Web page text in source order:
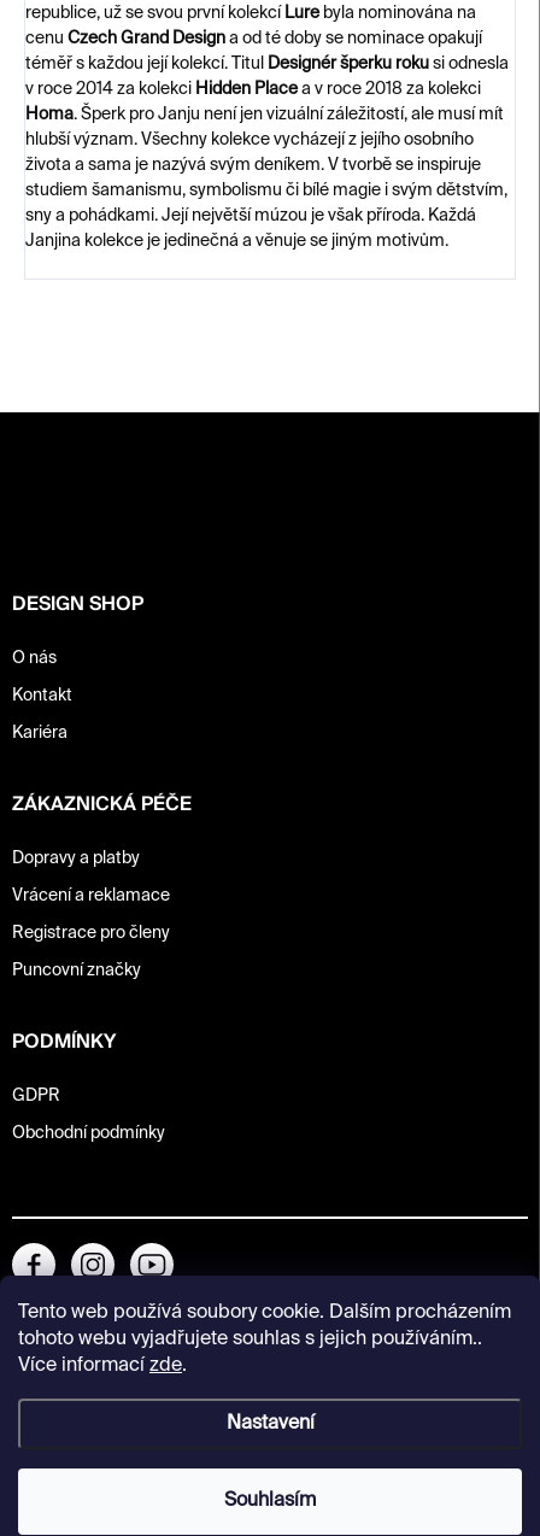
Tento web používá soubory cookie. Dalším procházením
tohoto webu vyjadřujete souhlas s jejich používáním..
Více informací zde.
Nastavení
Souhlasím
republice, už se svou první kolekcí Lurebyla nominována na
cenu Czech Grand Design a od té doby se nominace opakují
téměř s každou její kolekcí. Titul
Designér šperku roku si odnesla
v roce 2014 za kolekci Hidden Placea v roce 2018 za kolekci
Homa. Šperk pro Janju není jen vizuální záležitostí, ale musí mít
hlubší význam. Všechny kolekce vycházejí z jejího osobního
života a sama je nazývá svým deníkem. V tvorbě se inspiruje
studiem šamanismu, symbolismu či bílé magie i svým dětstvím,
sny a pohádkami. Její největší múzou je však příroda. Každá
Janjina kolekce je jedinečná a věnuje se jiným motivům.
DESIGN SHOP
O nás
Kontakt
Kariéra
ZÁKAZNICKÁ PÉČE
Dopravy a platby
Vrácení a reklamace
Registrace pro členy
Puncovní značky
PODMÍNKY
GDPR
Obchodní podmínky
Copyright 2026Kunsthalle Praha Design Shop. Všechna práva
vyhrazena.